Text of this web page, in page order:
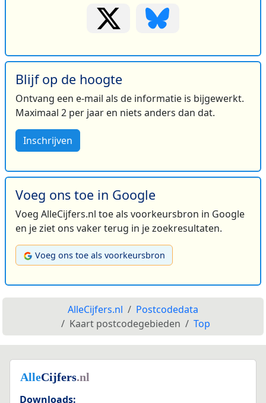
Blijf op de hoogte
Ontvang een e-mail als de informatie is bijgewerkt.
Maximaal 2 per jaar en niets anders dan dat.
Inschrijven
Voeg ons toe in Google
Voeg AlleCijfers.nl toe als voorkeursbron in Google
en je ziet ons vaker terug in je zoekresultaten.
Voeg ons toe als voorkeursbron
AlleCijfers.nl
Postcodedata
Kaart postcodegebieden
Top
Downloads: